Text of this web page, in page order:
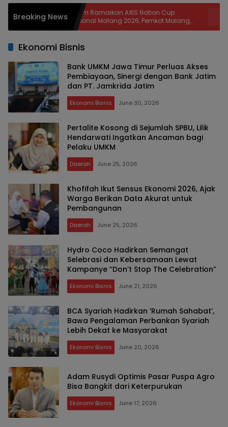
Breaking News37 Tim Ramaikan AXIS Nation Cup
Regional Malang 2026, Pemkot Malang
Bidik Lahirkan Bibit Atlet dan Dongkrak
Ekonomi Bisnis
Bank UMKM Jawa Timur Perluas Akses
Pembiayaan, Sinergi dengan Bank Jatim
dan PT. Jamkrida Jatim
Ekonomi Bisnis June 30, 2026
Pertalite Kosong di Sejumlah SPBU, Lilik
Hendarwati Ingatkan Ancaman bagi
Pelaku UMKM
Daerah June 25, 2026
Khofifah Ikut Sensus Ekonomi 2026, Ajak
Warga Berikan Data Akurat untuk
Pembangunan
Daerah June 25, 2026
Hydro Coco Hadirkan Semangat
Selebrasi dan Kebersamaan Lewat
Kampanye “Don’t Stop The Celebration”
Ekonomi Bisnis June 21, 2026
BCA Syariah Hadirkan ‘Rumah Sahabat’,
Bawa Pengalaman Perbankan Syariah
Lebih Dekat ke Masyarakat
Ekonomi Bisnis June 20, 2026
Adam Rusydi Optimis Pasar Puspa Agro
Bisa Bangkit dari Keterpurukan
Ekonomi Bisnis June 17, 2026